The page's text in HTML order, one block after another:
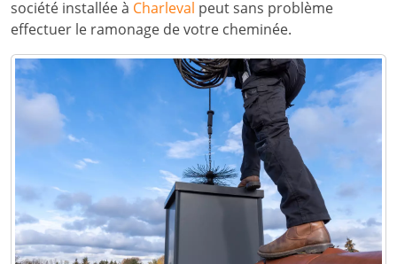
société installée à Charleval peut sans problème
effectuer le ramonage de votre cheminée.